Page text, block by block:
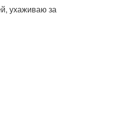
ухаживаю за